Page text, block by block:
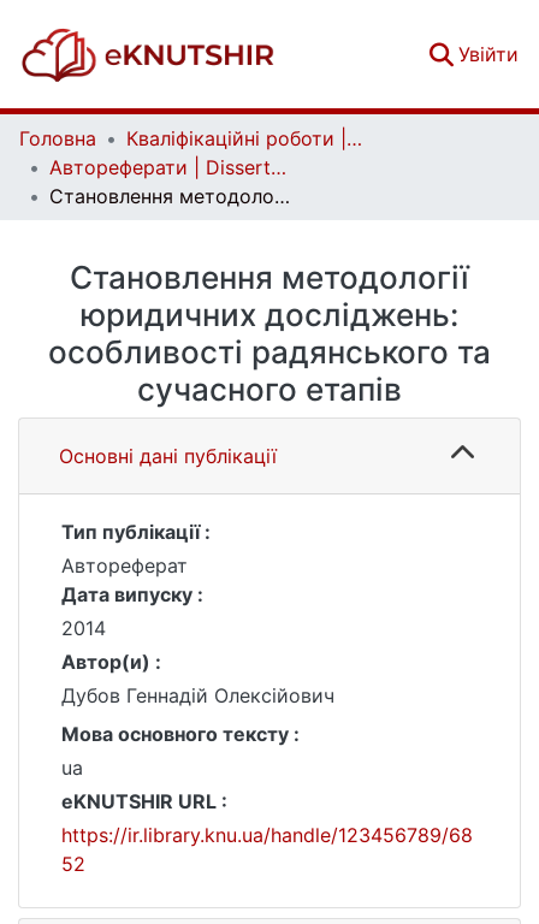
Увійти
Головна
Кваліфікаційні роботи | Qualifying works
Автореферати | Dissertation abstract
Становлення методології юридичних досліджень: особливості радянського та сучасного етапів
Становлення методології
юридичних досліджень:
особливості радянського та
сучасного етапів
Основні дані публікації
Тип публікації :
Автореферат
Дата випуску :
2014
Автор(и) :
Дубов Геннадій Олексійович
Мова основного тексту :
ua
eKNUTSHIR URL :
https://ir.library.knu.ua/handle/123456789/68
52